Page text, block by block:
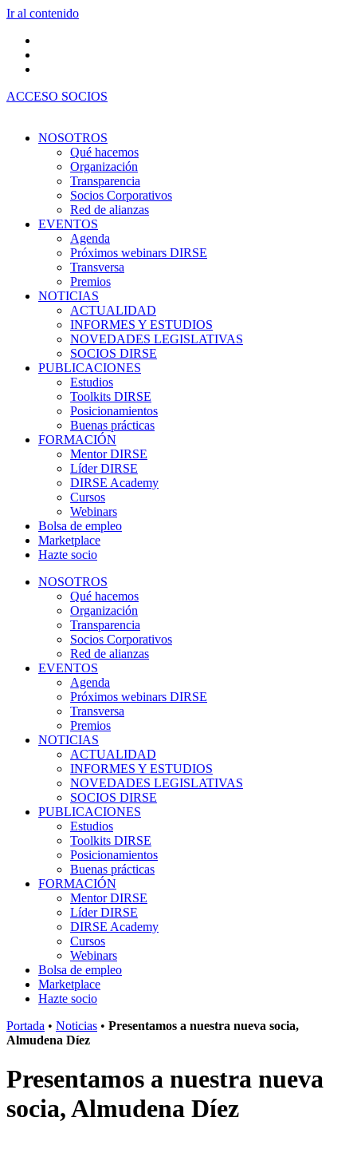
Ir al contenido
ACCESO SOCIOS
NOSOTROS
Qué hacemos
Organización
Transparencia
Socios Corporativos
Red de alianzas
EVENTOS
Agenda
Próximos webinars DIRSE
Transversa
Premios
NOTICIAS
ACTUALIDAD
INFORMES Y ESTUDIOS
NOVEDADES LEGISLATIVAS
SOCIOS DIRSE
PUBLICACIONES
Estudios
Toolkits DIRSE
Posicionamientos
Buenas prácticas
FORMACIÓN
Mentor DIRSE
Líder DIRSE
DIRSE Academy
Cursos
Webinars
Bolsa de empleo
Marketplace
Hazte socio
NOSOTROS
Qué hacemos
Organización
Transparencia
Socios Corporativos
Red de alianzas
EVENTOS
Agenda
Próximos webinars DIRSE
Transversa
Premios
NOTICIAS
ACTUALIDAD
INFORMES Y ESTUDIOS
NOVEDADES LEGISLATIVAS
SOCIOS DIRSE
PUBLICACIONES
Estudios
Toolkits DIRSE
Posicionamientos
Buenas prácticas
FORMACIÓN
Mentor DIRSE
Líder DIRSE
DIRSE Academy
Cursos
Webinars
Bolsa de empleo
Marketplace
Hazte socio
Portada • Noticias • Presentamos a nuestra nueva socia,
Almudena Díez
Presentamos a nuestra nueva
socia, Almudena Díez